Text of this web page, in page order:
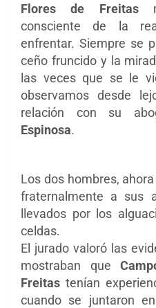
Flores de Freitas
consciente de la
enfrentar. Siempre se
ceño fruncido y la
las veces que se le
observamos desde
relación con su
Espinosa.
Los dos hombres,
fraternalmente a sus
llevados por los
celdas.
El jurado valoró las
mostraban que
Freitas tenían
cuando se juntaron